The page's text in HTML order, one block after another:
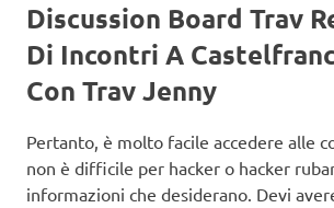
Discussion Board Trav
Di Incontri A
Con Trav Jenny
Pertanto, è molto facile accedere alle
non è difficile per hacker o hacker
informazioni che desiderano. Devi